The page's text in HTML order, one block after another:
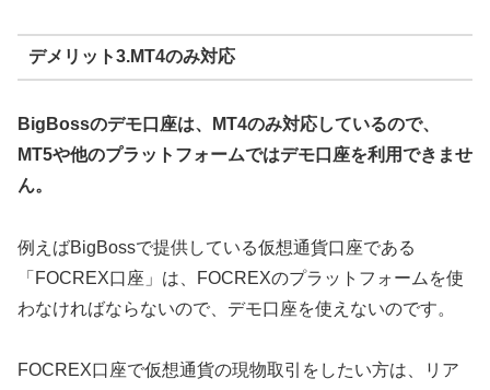
デメリット3.MT4のみ対応
BigBossのデモ口座は、MT4のみ対応しているので、
MT5や他のプラットフォームではデモ口座を利用できませ
ん。
例えばBigBossで提供している仮想通貨口座である
「FOCREX口座」は、FOCREXのプラットフォームを使
わなければならないので、デモ口座を使えないのです。
FOCREX口座で仮想通貨の現物取引をしたい方は、リア